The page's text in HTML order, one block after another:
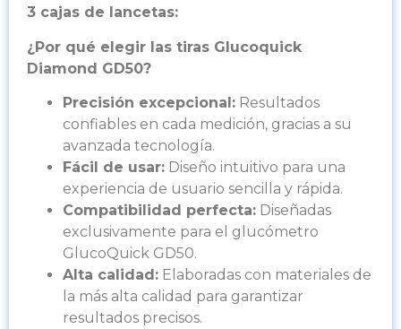
3 cajas de lancetas:
¿Por qué elegir las tiras Glucoquick
Diamond GD50?
Precisión excepcional: Resultados
confiables en cada medición, gracias a su
avanzada tecnología.
Fácil de usar: Diseño intuitivo para una
experiencia de usuario sencilla y rápida.
Compatibilidad perfecta: Diseñadas
exclusivamente para el glucómetro
GlucoQuick GD50.
Alta calidad: Elaboradas con materiales de
la más alta calidad para garantizar
resultados precisos.